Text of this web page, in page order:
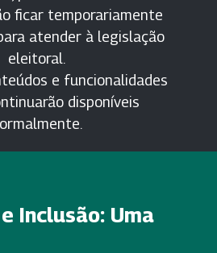
ficar temporariamente
atender à legislação
eleitoral.
e funcionalidades
disponíveis
Inclusão: Uma